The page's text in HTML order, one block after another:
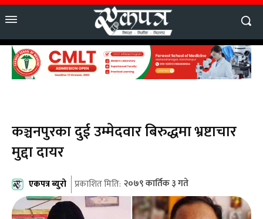
कञ्चनपुरका दुई उम्मेदवार बिरुद्धमा भ्रष्टाचार
मुद्दा दायर
एकपत्र ब्युरो प्रकाशित मिति: २०७९ कार्तिक ३ गते